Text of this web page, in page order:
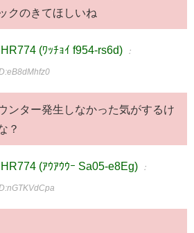
クのきてほしいね
(ﾜｯﾁｮｲ f954-rs6d) ：
ンター発生しなかった気がするけ
？
(ｱｳｱｳｳｰ Sa05-e8Eg) ：